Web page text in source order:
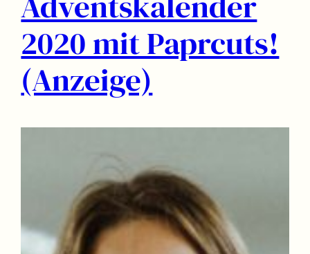
2020 mit Paprcuts!
(Anzeige)